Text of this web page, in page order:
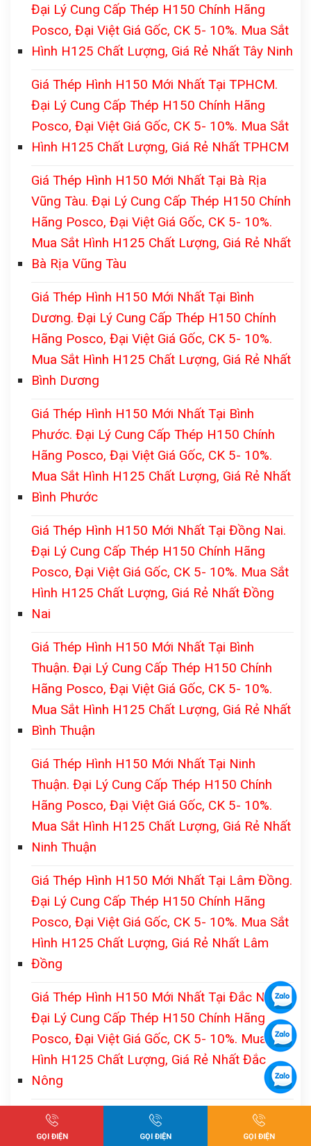
Đại Lý Cung Cấp Thép H150 Chính Hãng
Posco, Đại Việt Giá Gốc, CK 5- 10%. Mua Sắt
Hình H125 Chất Lượng, Giá Rẻ Nhất Tây Ninh
Giá Thép Hình H150 Mới Nhất Tại TPHCM.
Đại Lý Cung Cấp Thép H150 Chính Hãng
Posco, Đại Việt Giá Gốc, CK 5- 10%. Mua Sắt
Hình H125 Chất Lượng, Giá Rẻ Nhất TPHCM
Giá Thép Hình H150 Mới Nhất Tại Bà Rịa
Vũng Tàu. Đại Lý Cung Cấp Thép H150 Chính
Hãng Posco, Đại Việt Giá Gốc, CK 5- 10%.
Mua Sắt Hình H125 Chất Lượng, Giá Rẻ Nhất
Bà Rịa Vũng Tàu
Giá Thép Hình H150 Mới Nhất Tại Bình
Dương. Đại Lý Cung Cấp Thép H150 Chính
Hãng Posco, Đại Việt Giá Gốc, CK 5- 10%.
Mua Sắt Hình H125 Chất Lượng, Giá Rẻ Nhất
Bình Dương
Giá Thép Hình H150 Mới Nhất Tại Bình
Phước. Đại Lý Cung Cấp Thép H150 Chính
Hãng Posco, Đại Việt Giá Gốc, CK 5- 10%.
Mua Sắt Hình H125 Chất Lượng, Giá Rẻ Nhất
Bình Phước
Giá Thép Hình H150 Mới Nhất Tại Đồng Nai.
Đại Lý Cung Cấp Thép H150 Chính Hãng
Posco, Đại Việt Giá Gốc, CK 5- 10%. Mua Sắt
Hình H125 Chất Lượng, Giá Rẻ Nhất Đồng
Nai
Giá Thép Hình H150 Mới Nhất Tại Bình
Thuận. Đại Lý Cung Cấp Thép H150 Chính
Hãng Posco, Đại Việt Giá Gốc, CK 5- 10%.
Mua Sắt Hình H125 Chất Lượng, Giá Rẻ Nhất
Bình Thuận
Giá Thép Hình H150 Mới Nhất Tại Ninh
Thuận. Đại Lý Cung Cấp Thép H150 Chính
Hãng Posco, Đại Việt Giá Gốc, CK 5- 10%.
Mua Sắt Hình H125 Chất Lượng, Giá Rẻ Nhất
Ninh Thuận
Giá Thép Hình H150 Mới Nhất Tại Lâm Đồng.
Đại Lý Cung Cấp Thép H150 Chính Hãng
Posco, Đại Việt Giá Gốc, CK 5- 10%. Mua Sắt
Hình H125 Chất Lượng, Giá Rẻ Nhất Lâm
Đồng
Giá Thép Hình H150 Mới Nhất Tại Đắc Nông.
Đại Lý Cung Cấp Thép H150 Chính Hãng
Posco, Đại Việt Giá Gốc, CK 5- 10%. Mua Sắt
Hình H125 Chất Lượng, Giá Rẻ Nhất Đắc
Nông
Giá Thép Hình H150 Mới Nhất Tại Đắc Lắc.
Đại Lý Cung Cấp Thép H150 Chính Hãng
GỌI ĐIỆN GỌI ĐIỆN GỌI ĐIỆN